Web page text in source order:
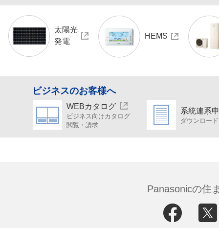
太陽光
発電
HEMS
ビジネスのお客様へ
WEBカタログ
ビジネス向けカタログ
閲覧・請求
系統連系
ダウンロード
Panasonicの住